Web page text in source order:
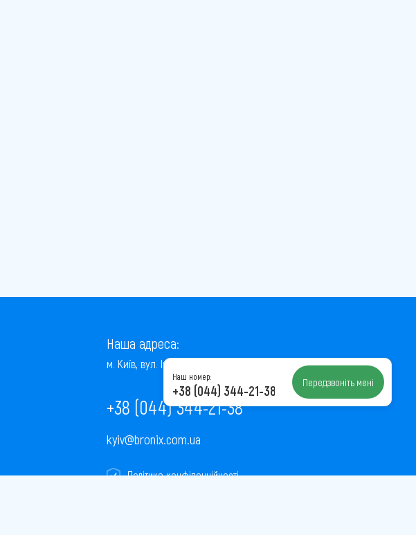
Наша адреса:
м. Київ, вул. Інститутська, 22/7, оф. 41
+38 (044) 344-21-38
kyiv@bronix.com.ua
Політика конфіденційності
Наш номер:
+38 (044) 344-21-38 Передзвоніть мені